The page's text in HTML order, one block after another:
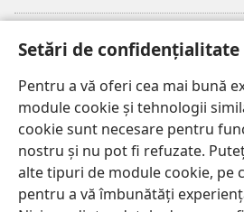
Setări de confidențialitate
Pentru a vă oferi cea mai bună
module cookie și tehnologii
cookie sunt necesare pentru
nostru și nu pot fi refuzate.
alte tipuri de module cookie, pe
pentru a vă îmbunătăți
(se
deschide
o
fereastră
nouă)
Watchtower – BIBLIOTECĂ ONLINE™
(se
deschide
o
fereastră
JW Hub ®
(se
deschide
o
fereastră
nouă)
JW Library®
Watchtower Library